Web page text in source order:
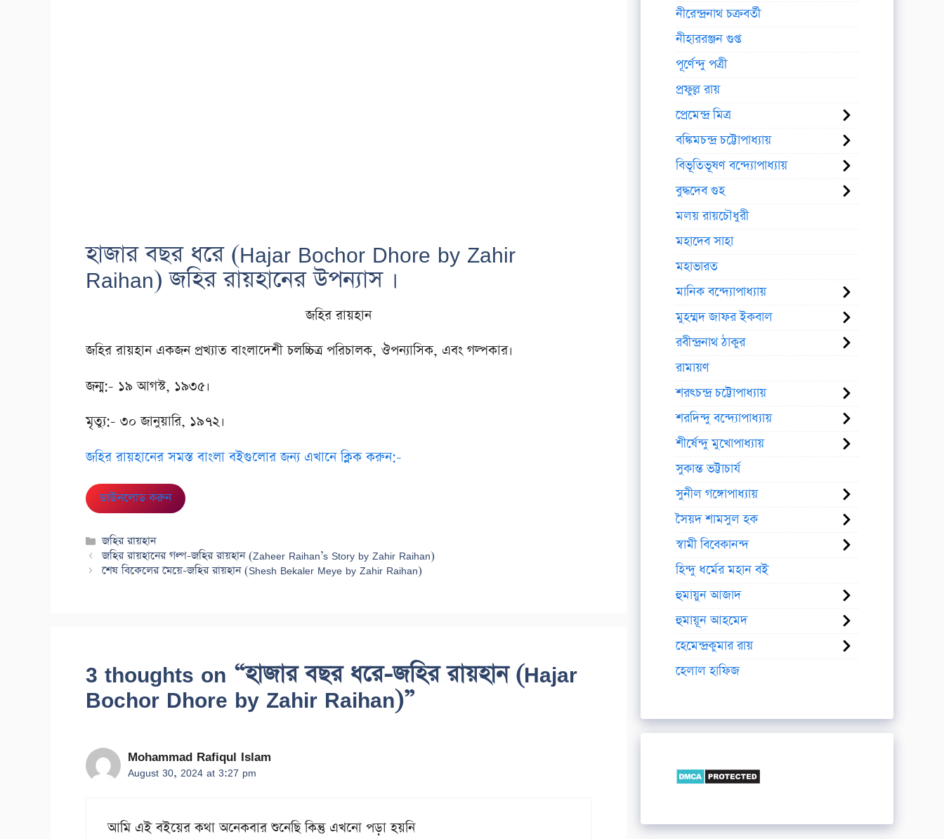
হাজার বছর ধরে (Hajar Bochor Dhore by Zahir
Raihan) জহির রায়হানের উপন্যাস ।
জহির রায়হান
জহির রায়হান একজন প্রখ্যাত বাংলাদেশী চলচ্চিত্র পরিচালক, ঔপন্যাসিক, এবং গল্পকার।
জন্ম:- ১৯ আগস্ট, ১৯৩৫।
মৃত্যু:- ৩০ জানুয়ারি, ১৯৭২।
জহির রায়হানের সমস্ত বাংলা বইগুলোর জন্য এখানে ক্লিক করুন:-
ডাউনলোড করুন
Categories
জহির রায়হান
জহির রায়হানের গল্প-জহির রায়হান (Zaheer Raihan’s Story by Zahir Raihan)
শেষ বিকেলের মেয়ে-জহির রায়হান (Shesh Bekaler Meye by Zahir Raihan)
3 thoughts on “হাজার বছর ধরে-জহির রায়হান (Hajar
Bochor Dhore by Zahir Raihan)”
Mohammad Rafiqul Islam
August 30, 2024 at 3:27 pm
আমি এই বইয়ের কথা অনেকবার শুনেছি কিন্তু এখনো পড়া হয়নি
নীরেন্দ্রনাথ চক্রবর্তী
নীহাররঞ্জন গুপ্ত
পূর্ণেন্দু পত্রী
প্রফুল্ল রায়
প্রেমেন্দ্র মিত্র
বঙ্কিমচন্দ্র চট্টোপাধ্যায়
বিভূতিভূষণ বন্দ্যোপাধ্যায়
বুদ্ধদেব গুহ
মলয় রায়চৌধুরী
মহাদেব সাহা
মহাভারত
মানিক বন্দ্যোপাধ্যায়
মুহম্মদ জাফর ইকবাল
রবীন্দ্রনাথ ঠাকুর
রামায়ণ
শরৎচন্দ্র চট্টোপাধ্যায়
শরদিন্দু বন্দ্যোপাধ্যায়
শীর্ষেন্দু মুখোপাধ্যায়
সুকান্ত ভট্টাচার্য
সুনীল গঙ্গোপাধ্যায়
সৈয়দ শামসুল হক
স্বামী বিবেকানন্দ
হিন্দু ধর্মের মহান বই
হুমায়ুন আজাদ
হুমায়ূন আহমেদ
হেমেন্দ্রকুমার রায়
হেলাল হাফিজ